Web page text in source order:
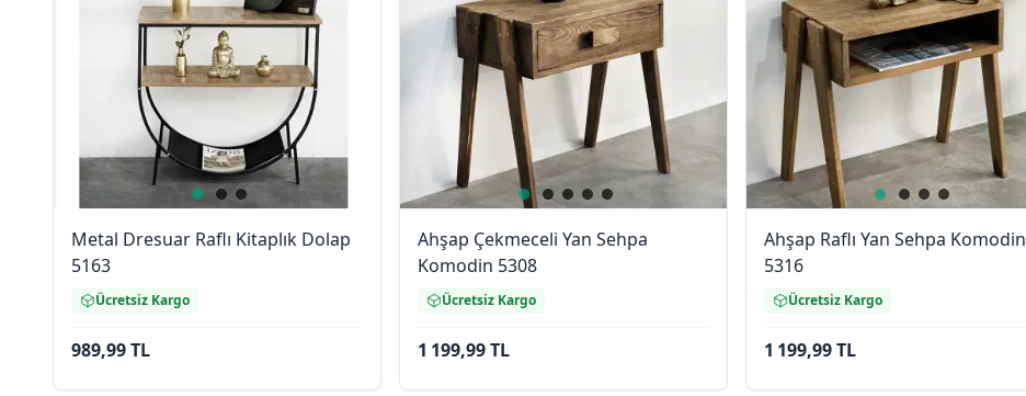
Metal Dresuar Raflı Kitaplık Dolap
5163
Ücretsiz Kargo
989,99 TL
Ahşap Çekmeceli Yan Sehpa
Komodin 5308
Ücretsiz Kargo
1 199,99 TL
Ahşap Raflı Yan Sehpa Komodin
5316
Ücretsiz Kargo
1 199,99 TL